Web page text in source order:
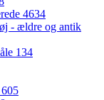
4634
- ældre og antik
134
605